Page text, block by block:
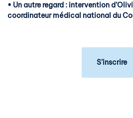
• Un autre regard : intervention
coordinateur médical national du
S’inscrire